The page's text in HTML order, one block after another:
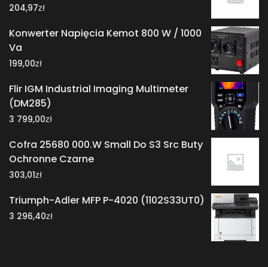
204,97zł
Konwerter Napięcia Kemot 800 W / 1000
Va
199,00zł
Flir IGM Industrial Imaging Multimeter
(DM285)
3 799,00zł
Cofra 25680 000.W Small Do S3 Src Buty
Ochronne Czarne
303,01zł
Triumph-Adler MFP P-4020 (1102S33UT0)
3 296,40zł